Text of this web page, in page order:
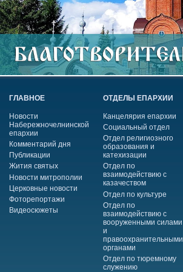
ГЛАВНОЕ
Новости
Набережночелнинской
епархии
Комментарий дня
Публикации
Жития святых
Новости митрополии
Церковные новости
Фоторепортажи
Видеосюжеты
ОТДЕЛЫ ЕПАРХИИ
Канцелярия епархии
Социальный отдел
Отдел религиозного
образования и
катехизации
Отдел по
взаимодействию с
казачеством
Отдел по культуре
Отдел по
взаимодействию с
вооруженными силами
и
правоохранительными
органами
Отдел по тюремному
служению